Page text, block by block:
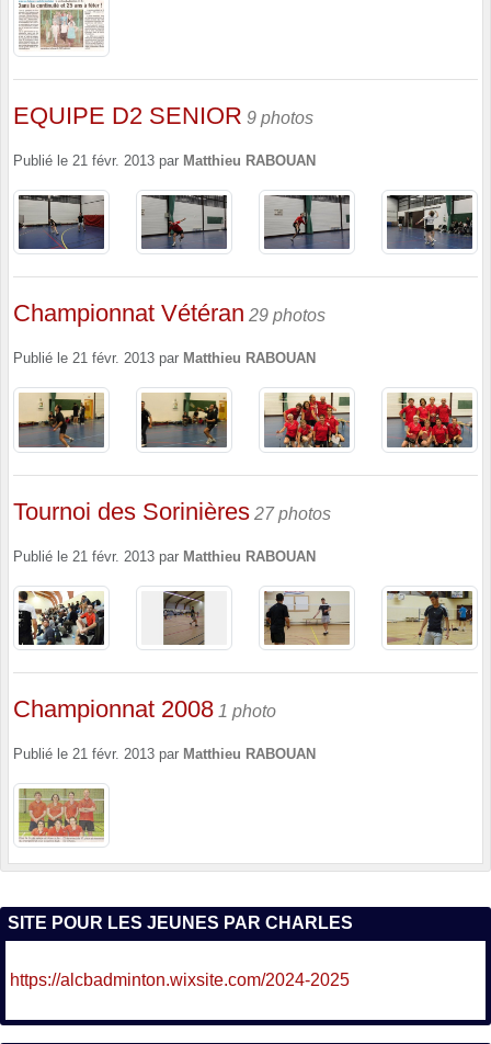
EQUIPE D2 SENIOR 9 photos
Publié le 21 févr. 2013 par Matthieu RABOUAN
Championnat Vétéran 29 photos
Publié le 21 févr. 2013 par Matthieu RABOUAN
Tournoi des Sorinières 27 photos
Publié le 21 févr. 2013 par Matthieu RABOUAN
Championnat 2008 1 photo
Publié le 21 févr. 2013 par Matthieu RABOUAN
SITE POUR LES JEUNES PAR CHARLES
https://alcbadminton.wixsite.com/2024-2025